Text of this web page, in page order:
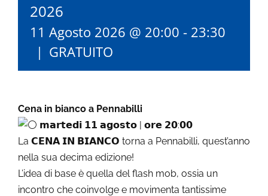
2026
11 Agosto 2026 @ 20:00 - 23:30
| GRATUITO
Cena in bianco a Pennabilli
𝗺𝗮𝗿𝘁𝗲𝗱𝗶 𝟭𝟭 𝗮𝗴𝗼𝘀𝘁𝗼 | 𝗼𝗿𝗲 𝟮𝟬:𝟬𝟬
La 𝗖𝗘𝗡𝗔 𝗜𝗡 𝗕𝗜𝗔𝗡𝗖𝗢 torna a Pennabilli, quest’anno
nella sua decima edizione!
L’idea di base è quella del flash mob, ossia un
incontro che coinvolge e movimenta tantissime